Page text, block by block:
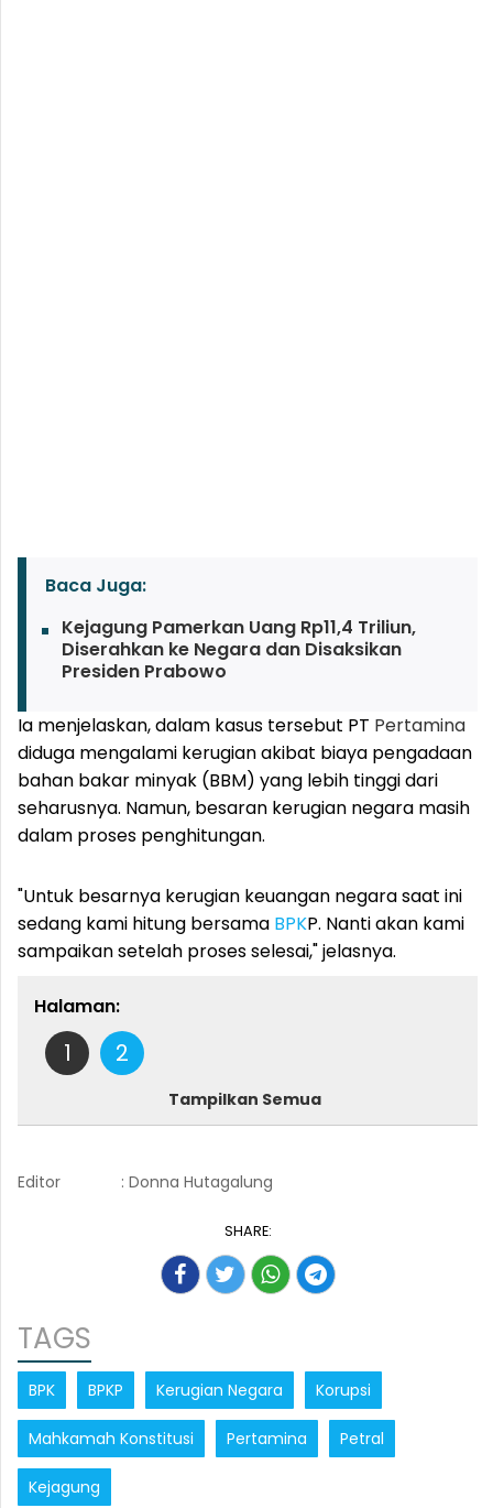
Baca Juga:
Kejagung Pamerkan Uang Rp11,4 Triliun,
Diserahkan ke Negara dan Disaksikan
Presiden Prabowo
Ia menjelaskan, dalam kasus tersebut PT Pertamina
diduga mengalami kerugian akibat biaya pengadaan
bahan bakar minyak (BBM) yang lebih tinggi dari
seharusnya. Namun, besaran kerugian negara masih
dalam proses penghitungan.
"Untuk besarnya kerugian keuangan negara saat ini
sedang kami hitung bersama BPKP. Nanti akan kami
sampaikan setelah proses selesai," jelasnya.
Halaman:
1 2
Tampilkan Semua
Editor : Donna Hutagalung
SHARE:
TAGS
BPK BPKP Kerugian Negara Korupsi
Mahkamah Konstitusi Pertamina Petral
Kejagung